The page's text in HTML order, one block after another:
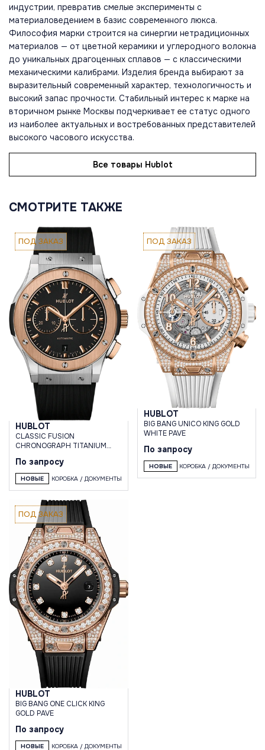
индустрии, превратив смелые эксперименты с
материаловедением в базис современного люкса.
Философия марки строится на синергии нетрадиционных
материалов — от цветной керамики и углеродного волокна
до уникальных драгоценных сплавов — с классическими
механическими калибрами. Изделия бренда выбирают за
выразительный современный характер, технологичность и
высокий запас прочности. Стабильный интерес к марке на
вторичном рынке Москвы подчеркивает ее статус одного
из наиболее актуальных и востребованных представителей
высокого часового искусства.
Все товары Hublot
СМОТРИТЕ ТАКЖЕ
ПОД ЗАКАЗ
HUBLOT
CLASSIC FUSION
CHRONOGRAPH TITANIUM
По запросу
НОВЫЕ КОРОБКА / ДОКУМЕНТЫ
ПОД ЗАКАЗ
HUBLOT
BIG BANG UNICO KING GOLD
WHITE PAVE
По запросу
НОВЫЕ КОРОБКА / ДОКУМЕНТЫ
ПОД ЗАКАЗ
HUBLOT
BIG BANG ONE CLICK KING
GOLD PAVE
По запросу
НОВЫЕ КОРОБКА / ДОКУМЕНТЫ